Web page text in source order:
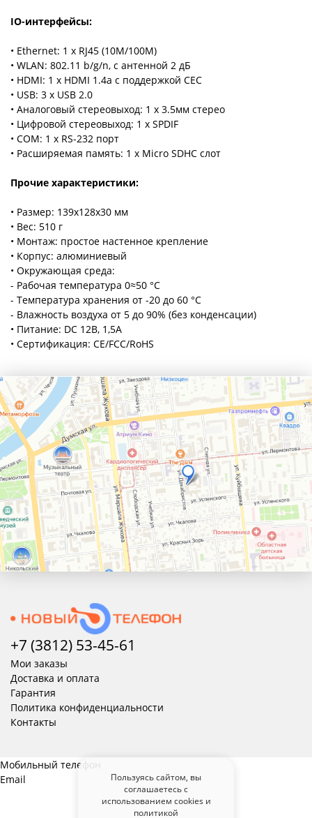
IO-интерфейсы:
• Ethernet: 1 х RJ45 (10M/100M)
• WLAN: 802.11 b/g/n, с антенной 2 дБ
• HDMI: 1 х HDMI 1.4a с поддержкой CEC
• USB: 3 х USB 2.0
• Аналоговый стереовыход: 1 х 3.5мм стерео
• Цифровой стереовыход: 1 х SPDIF
• COM: 1 х RS-232 порт
• Расширяемая память: 1 х Micro SDHC слот
Прочие характеристики:
• Размер: 139х128х30 мм
• Вес: 510 г
• Монтаж: простое настенное крепление
• Корпус: алюминиевый
• Окружающая среда:
- Рабочая температура 0≈50 °C
- Температура хранения от -20 до 60 °C
- Влажность воздуха от 5 до 90% (без конденсации)
• Питание: DC 12В, 1,5A
• Сертификация: CE/FCC/RoHS
+7 (3812) 53-45-61
Мои заказы
Доставка и оплата
Гарантия
Политика конфиденциальности
Контакты
Пользуясь сайтом, вы
соглашаетесь с
использованием cookies и
политикой
Мобильный телефон
Email